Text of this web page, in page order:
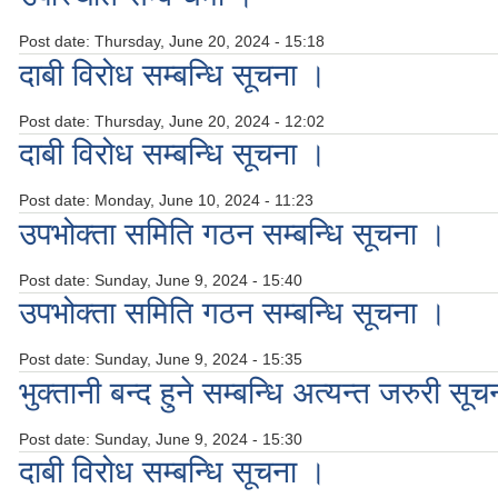
Post date: Thursday, June 20, 2024 - 15:18
दाबी विरोध सम्बन्धि सूचना ।
Post date: Thursday, June 20, 2024 - 12:02
दाबी विरोध सम्बन्धि सूचना ।
Post date: Monday, June 10, 2024 - 11:23
उपभोक्ता समिति गठन सम्बन्धि सूचना ।
Post date: Sunday, June 9, 2024 - 15:40
उपभोक्ता समिति गठन सम्बन्धि सूचना ।
Post date: Sunday, June 9, 2024 - 15:35
भुक्तानी बन्द हुने सम्बन्धि अत्यन्त जरुरी
Post date: Sunday, June 9, 2024 - 15:30
दाबी विरोध सम्बन्धि सूचना ।